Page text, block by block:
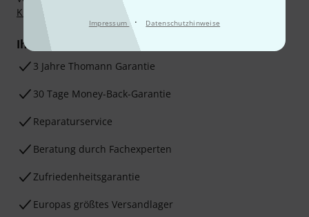
Impressum · Datenschutzhinweise
Klarna Ratenzahlung
oder Kreditkarte.
Ihre Vorteile
3 Jahre Thomann Garantie
30 Tage Money-Back-Garantie
Reparaturservice
Beratung durch Fachexperten
Zufriedenheitsgarantie
Europas größtes Versandlager